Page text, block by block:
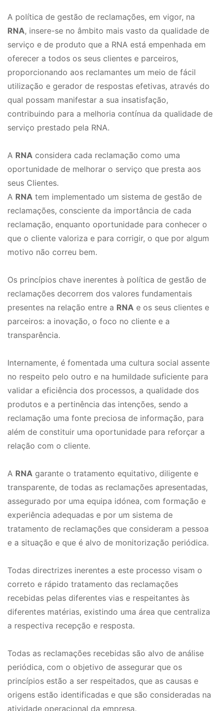
A política de gestão de reclamações, em vigor, na
RNA, insere-se no âmbito mais vasto da qualidade de
serviço e de produto que a RNA está empenhada em
oferecer a todos os seus clientes e parceiros,
proporcionando aos reclamantes um meio de fácil
utilização e gerador de respostas efetivas, através do
qual possam manifestar a sua insatisfação,
contribuindo para a melhoria contínua da qualidade de
serviço prestado pela RNA.
A RNA considera cada reclamação como uma
oportunidade de melhorar o serviço que presta aos
seus Clientes.
A RNA tem implementado um sistema de gestão de
reclamações, consciente da importância de cada
reclamação, enquanto oportunidade para conhecer o
que o cliente valoriza e para corrigir, o que por algum
motivo não correu bem.
Os princípios chave inerentes à política de gestão de
reclamações decorrem dos valores fundamentais
presentes na relação entre a RNA e os seus clientes e
parceiros: a inovação, o foco no cliente e a
transparência.
Internamente, é fomentada uma cultura social assente
no respeito pelo outro e na humildade suficiente para
validar a eficiência dos processos, a qualidade dos
produtos e a pertinência das intenções, sendo a
reclamação uma fonte preciosa de informação, para
além de constituir uma oportunidade para reforçar a
relação com o cliente.
A RNA garante o tratamento equitativo, diligente e
transparente, de todas as reclamações apresentadas,
assegurado por uma equipa idónea, com formação e
experiência adequadas e por um sistema de
tratamento de reclamações que consideram a pessoa
e a situação e que é alvo de monitorização periódica.
Todas directrizes inerentes a este processo visam o
correto e rápido tratamento das reclamações
recebidas pelas diferentes vias e respeitantes às
diferentes matérias, existindo uma área que centraliza
a respectiva recepção e resposta.
Todas as reclamações recebidas são alvo de análise
periódica, com o objetivo de assegurar que os
princípios estão a ser respeitados, que as causas e
origens estão identificadas e que são consideradas na
atividade operacional da empresa.